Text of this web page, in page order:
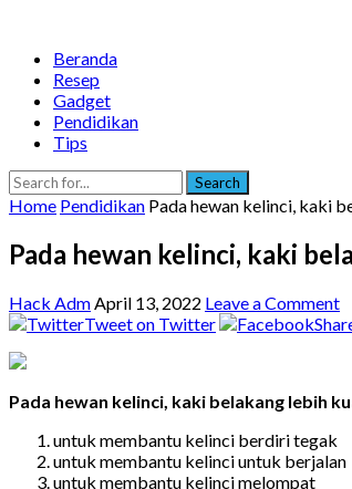
Beranda
Resep
Gadget
Pendidikan
Tips
Search
Home Pendidikan Pada hewan kelinci, kaki
Pada hewan kelinci, kaki
Hack AdmApril 13, 2022 Leave a Comment
Tweet on Twitter
Pada hewan kelinci, kaki belakang lebih
untuk membantu kelinci berdiri tegak
untuk membantu kelinci untuk berjalan
untuk membantu kelinci melompat